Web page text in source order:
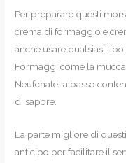
Per preparare questi
crema di formaggio e
anche usare qualsiasi
Formaggi come la
Neufchatel a basso
di sapore.
La parte migliore di
anticipo per facilitare il